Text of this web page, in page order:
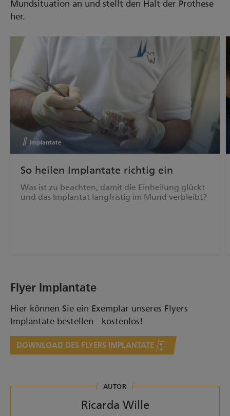
Mundsituation an und stellt den Halt der Prothese
her.
Implantate
So heilen Implantate richtig ein
Was ist zu beachten, damit die Einheilung glückt
und das Implantat langfristig im Mund verbleibt?
Flyer Implantate
Hier können Sie ein Exemplar unseres Flyers
Implantate bestellen - kostenlos!
DOWNLOAD DES FLYERS IMPLANTATE
AUTOR
Ricarda Wille